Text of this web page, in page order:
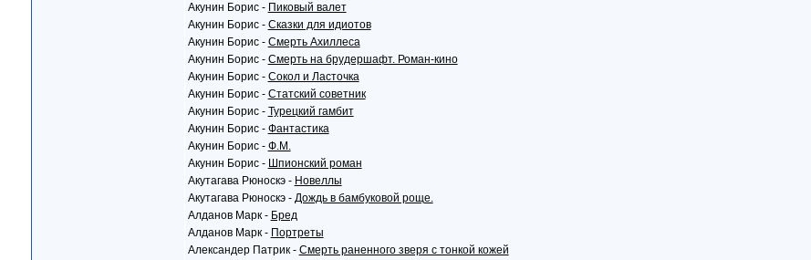
Акунин Борис - Пиковый валет
Акунин Борис - Сказки для идиотов
Акунин Борис - Смерть Ахиллеса
Акунин Борис - Смерть на брудершафт. Роман-кино
Акунин Борис - Сокол и Ласточка
Акунин Борис - Статский советник
Акунин Борис - Турецкий гамбит
Акунин Борис - Фантастика
Акунин Борис - Ф.М.
Акунин Борис - Шпионский роман
Акутагава Рюноскэ - Новеллы
Акутагава Рюноскэ - Дождь в бамбуковой роще.
Алданов Марк - Бред
Алданов Марк - Портреты
Александер Патрик - Смерть раненного зверя с тонкой кожей